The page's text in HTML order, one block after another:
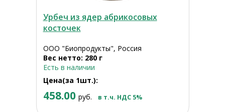
Урбеч из ядер абрикосовых
косточек
ООО "Биопродукты", Россия
Вес нетто: 280 г
Есть в наличии
Цена(за 1шт.):
458.00 руб. в т.ч. НДС 5%